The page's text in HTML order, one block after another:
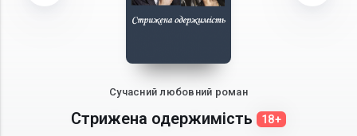
Сучасний любовний роман
Стрижена одержимість 18+